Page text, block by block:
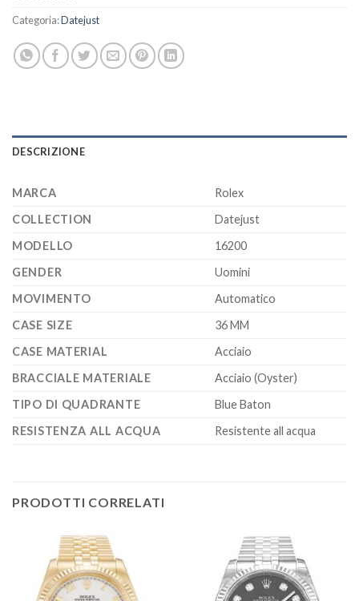
Categoria:Datejust
DESCRIZIONE
MARCA
Rolex
COLLECTION
Datejust
MODELLO
16200
GENDER
Uomini
MOVIMENTO
Automatico
CASE SIZE
36 MM
CASE MATERIAL
Acciaio
BRACCIALE MATERIALE
Acciaio (Oyster)
TIPO DI QUADRANTE
Blue Baton
RESISTENZA ALL ACQUA
Resistente all acqua
PRODOTTI CORRELATI